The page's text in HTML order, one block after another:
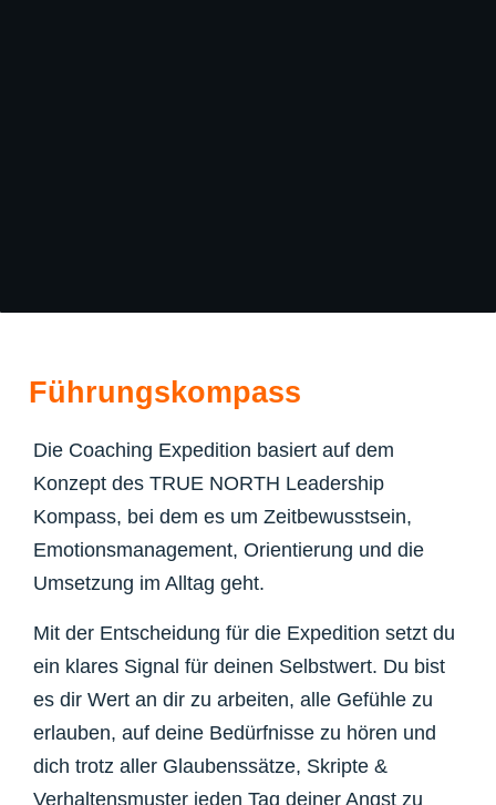
Führungskompass
Die Coaching Expedition basiert auf dem
Konzept des TRUE NORTH Leadership
Kompass, bei dem es um Zeitbewusstsein,
Emotionsmanagement, Orientierung und die
Umsetzung im Alltag geht.
Mit der Entscheidung für die Expedition setzt du
ein klares Signal für deinen Selbstwert. Du bist
es dir Wert an dir zu arbeiten, alle Gefühle zu
erlauben, auf deine Bedürfnisse zu hören und
dich trotz aller Glaubenssätze, Skripte &
Verhaltensmuster jeden Tag deiner Angst zu